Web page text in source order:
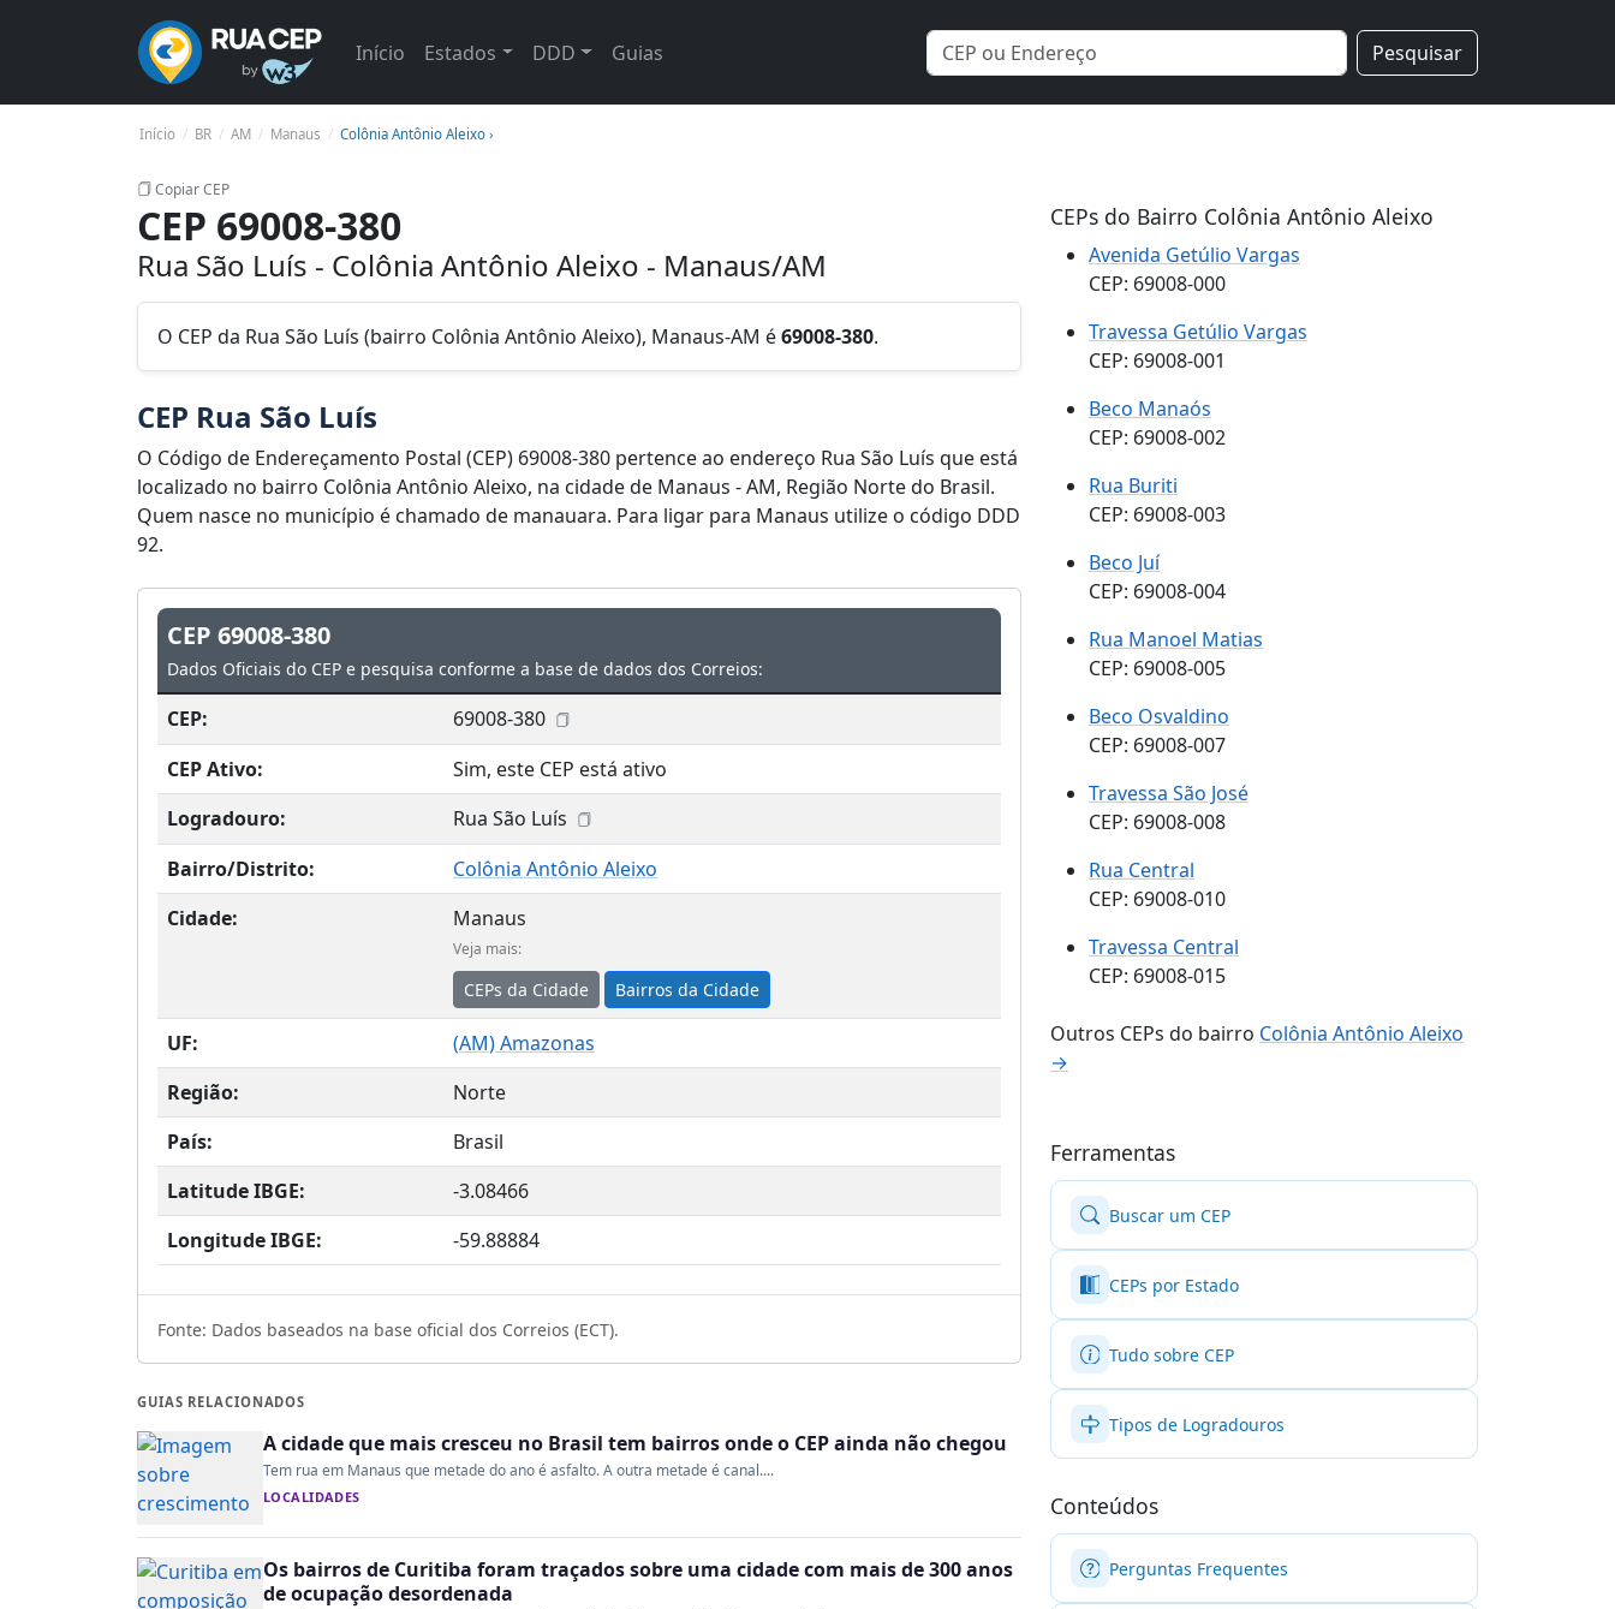
Início Estados DDD Guias Pesquisar
Início BR AM Manaus Colônia Antônio Aleixo ›
Copiar CEP
CEP 69008-380
Rua São Luís - Colônia Antônio Aleixo - Manaus/AM
O CEP da Rua São Luís (bairro Colônia Antônio Aleixo), Manaus-AM é69008-380.
CEP Rua São Luís
O Código de Endereçamento Postal (CEP) 69008-380 pertence ao endereço Rua São Luís que está
localizado no bairro Colônia Antônio Aleixo, na cidade de Manaus - AM, Região Norte do Brasil.
Quem nasce no município é chamado de manauara. Para ligar para Manaus utilize o código DDD
92.
CEP 69008-380
Dados Oficiais do CEP e pesquisa conforme a base de dados dos Correios:
CEP:
69008-380
CEP Ativo:
Sim, este CEP está ativo
Logradouro:
Rua São Luís
Bairro/Distrito:
Colônia Antônio Aleixo
Cidade:
Manaus
Veja mais:
CEPs da Cidade Bairros da Cidade
UF: (AM) Amazonas
Região:
Norte
País:
Brasil
Latitude IBGE:
-3.08466
Longitude IBGE:
-59.88884
Fonte: Dados baseados na base oficial dos Correios (ECT).
GUIAS RELACIONADOS
A cidade que mais cresceu no Brasil tem bairros onde o CEP ainda não chegou
Tem rua em Manaus que metade do ano é asfalto. A outra metade é canal....
LOCALIDADES
Os bairros de Curitiba foram traçados sobre uma cidade com mais de 300 anos
de ocupação desordenada
CEPs do Bairro Colônia Antônio Aleixo
Avenida Getúlio Vargas
CEP: 69008-000
Travessa Getúlio Vargas
CEP: 69008-001
Beco Manaós
CEP: 69008-002
Rua Buriti
CEP: 69008-003
Beco Juí
CEP: 69008-004
Rua Manoel Matias
CEP: 69008-005
Beco Osvaldino
CEP: 69008-007
Travessa São José
CEP: 69008-008
Rua Central
CEP: 69008-010
Travessa Central
CEP: 69008-015
Outros CEPs do bairro Colônia Antônio Aleixo
→
Ferramentas
Buscar um CEP
CEPs por Estado
Tudo sobre CEP
Tipos de Logradouros
Conteúdos
Perguntas Frequentes